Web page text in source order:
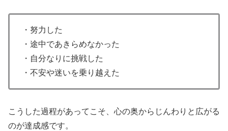
・努力した
・途中であきらめなかった
・自分なりに挑戦した
・不安や迷いを乗り越えた
こうした過程があってこそ、心の奥からじんわりと広がる
のが達成感です。